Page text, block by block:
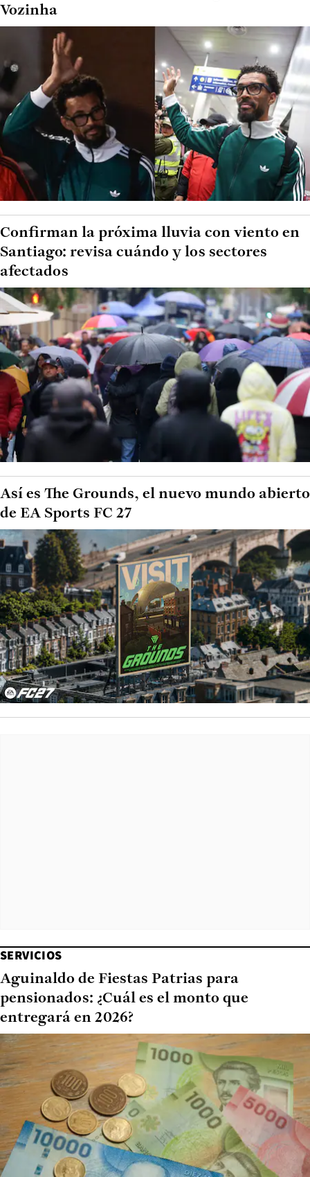
Vozinha
Confirman la próxima lluvia con viento en
Santiago: revisa cuándo y los sectores
afectados
Así es The Grounds, el nuevo mundo abierto
de EA Sports FC 27
SERVICIOS
Aguinaldo de Fiestas Patrias para
pensionados: ¿Cuál es el monto que
entregará en 2026?